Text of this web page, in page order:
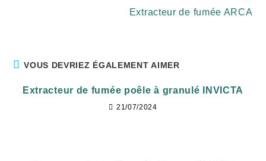
Extracteur de fumée ARCA
VOUS DEVRIEZ ÉGALEMENT AIMER
Extracteur de fumée poêle à granulé INVICTA
21/07/2024